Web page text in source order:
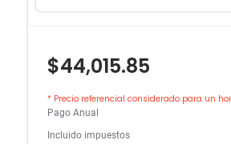
$44,015.85
* Precio referencial considerado para un
Pago Anual
Incluido impuestos